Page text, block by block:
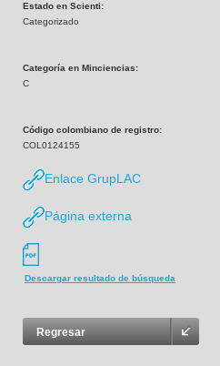
Estado en Scienti:
Categorizado
Categoría en Minciencias:
C
Código colombiano de registro:
COL0124155
Enlace GrupLAC
Página externa
Descargar resultado de búsqueda
Regresar